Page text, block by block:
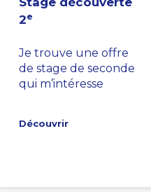
2e
Je trouve une offre
de stage de seconde
qui m’intéresse
Découvrir